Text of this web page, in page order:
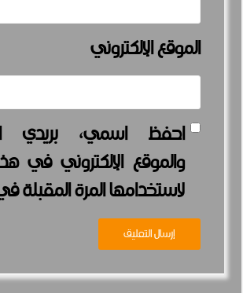
الموقع الإلكتروني
احفظ اسمي، بريدي
والموقع الإلكتروني في
لاستخدامها المرة المقبلة